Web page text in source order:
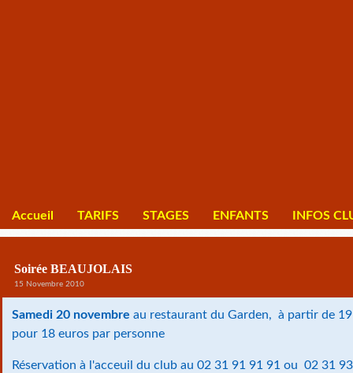
Accueil TARIFS STAGES ENFANTS INFOS
Soirée BEAUJOLAIS
15 Novembre 2010
Samedi 20 novembre au restaurant du Garden, à partir de
pour 18 euros par personne
Réservation à l'acceuil du club au 02 31 91 91 91 ou 02 31